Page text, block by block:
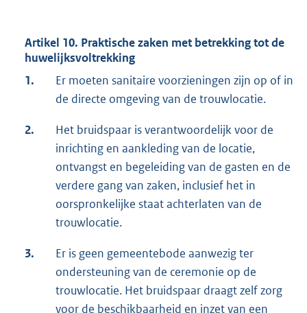
Artikel 10. Praktische zaken met betrekking tot de
huwelijksvoltrekking
1.
Er moeten sanitaire voorzieningen zijn op of in
de directe omgeving van de trouwlocatie.
2.
Het bruidspaar is verantwoordelijk voor de
inrichting en aankleding van de locatie,
ontvangst en begeleiding van de gasten en de
verdere gang van zaken, inclusief het in
oorspronkelijke staat achterlaten van de
trouwlocatie.
3.
Er is geen gemeentebode aanwezig ter
ondersteuning van de ceremonie op de
trouwlocatie. Het bruidspaar draagt zelf zorg
voor de beschikbaarheid en inzet van een